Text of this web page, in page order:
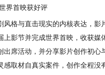
界首映获好评
格与直击现实的内核表达，影
影节并完成世界首映，收获媒
席活动，并分享影片创作初心
感取材自真实案件，创作全程没